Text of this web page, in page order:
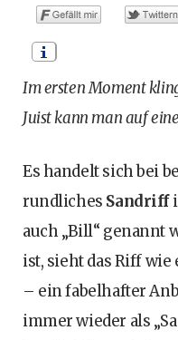
Im ersten Moment
Juist kann man auf
Es handelt sich bei
rundliches Sandriff
auch „Bill“ genannt
ist, sieht das Riff
– ein fabelhafter
immer wieder als